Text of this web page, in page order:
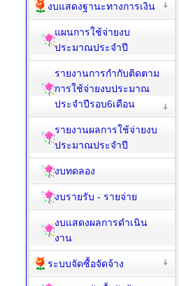
งบแสดงฐานะทางการเงิน
แผนการใช้จ่ายงบ
ประมาณประจำปี
รายงานการกำกับติดตาม
การใช้จ่ายงบประมาณ
ประจำปีรอบ6เดือน
รายงานผลการใช้จ่ายงบ
ประมาณประจำปี
งบทดลอง
งบรายรับ - รายจ่าย
งบแสดงผลการดำเนิน
งาน
ระบบจัดซื้อจัดจ้าง